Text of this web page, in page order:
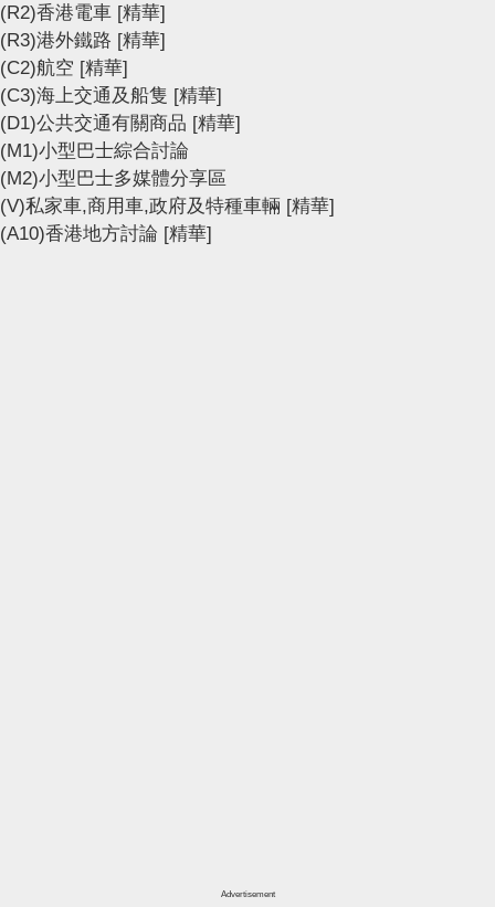
(R2)香港電車 [精華]
(R3)港外鐵路 [精華]
(C2)航空 [精華]
(C3)海上交通及船隻 [精華]
(D1)公共交通有關商品 [精華]
(M1)小型巴士綜合討論
(M2)小型巴士多媒體分享區
(V)私家車,商用車,政府及特種車輛 [精華]
(A10)香港地方討論 [精華]
Advertisement